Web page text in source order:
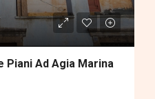
Piani Ad Agia Marina